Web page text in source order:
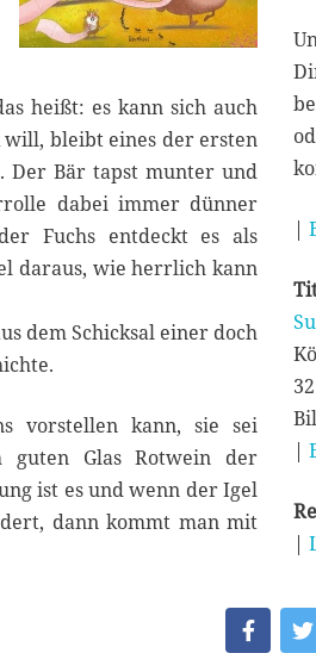
heißt: es kann sich auch
will, bleibt eines der ersten
Der Bär tapst munter und
dabei immer dünner
Fuchs entdeckt es als
daraus, wie herrlich kann
dem Schicksal einer doch
vorstellen kann, sie sei
guten Glas Rotwein der
ist es und wenn der Igel
dann kommt man mit
|
|
|